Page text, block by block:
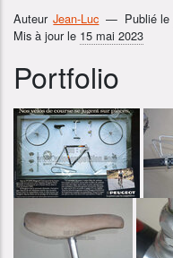
Auteur Jean-Luc Publié le
Mis à jour le 15 mai 2023
Portfolio